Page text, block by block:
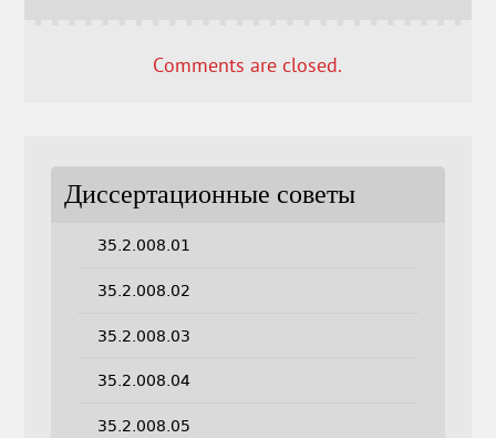
Comments are closed.
Диссертационные советы
35.2.008.01
35.2.008.02
35.2.008.03
35.2.008.04
35.2.008.05